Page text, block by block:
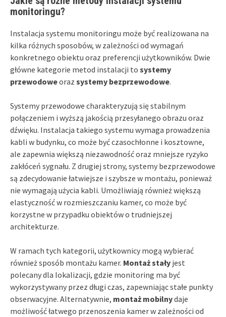
monitoringu?
Instalacja systemu monitoringu może być realizowana na
kilka różnych sposobów, w zależności od wymagań
konkretnego obiektu oraz preferencji użytkowników. Dwie
główne kategorie metod instalacji to systemy
przewodoweoraz systemy bezprzewodowe.
Systemy przewodowe charakteryzują się stabilnym
połączeniem i wyższą jakością przesyłanego obrazu oraz
dźwięku. Instalacja takiego systemu wymaga prowadzenia
kabli w budynku, co może być czasochłonne i kosztowne,
ale zapewnia większą niezawodność oraz mniejsze ryzyko
zakłóceń sygnału. Z drugiej strony, systemy bezprzewodowe
są zdecydowanie łatwiejsze i szybsze w montażu, ponieważ
nie wymagają użycia kabli. Umożliwiają również większą
elastyczność w rozmieszczaniu kamer, co może być
korzystne w przypadku obiektów o trudniejszej
architekturze.
W ramach tych kategorii, użytkownicy mogą wybierać
również sposób montażu kamer. Montaż stały jest
polecany dla lokalizacji, gdzie monitoring ma być
wykorzystywany przez długi czas, zapewniając stałe punkty
obserwacyjne. Alternatywnie, montaż mobilnydaje
możliwość łatwego przenoszenia kamer w zależności od